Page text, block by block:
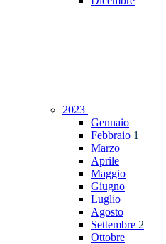
2023
Gennaio
Febbraio 1
Marzo
Aprile
Maggio
Giugno
Luglio
Agosto
Settembre 2
Ottobre